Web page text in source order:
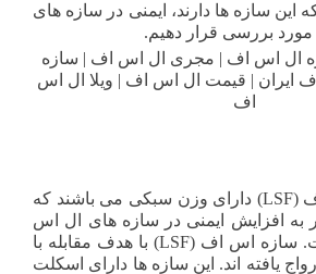
سازه ها دارند، ایمنی در سازه های
سازه های ال اس اف (LSF) دارای وزن سبکی می باشند که
به افزایش ایمنی در سازه های ال اس
اف (LSF) شده است. سازه اس اف (LSF) با هدف مقابله با
یافته اند. این سازه ها دارای اسکلت